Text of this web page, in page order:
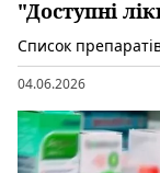
"Доступні
Список
04.06.2026